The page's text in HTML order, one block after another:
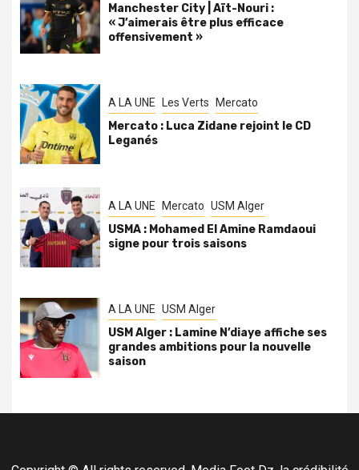
Manchester City | Aït-Nouri :
« J’aimerais être plus efficace
offensivement »
A LA UNE Les Verts Mercato
Mercato : Luca Zidane rejoint le CD
Leganés
A LA UNE Mercato USM Alger
USMA : Mohamed El Amine Ramdaoui
signe pour trois saisons
A LA UNE USM Alger
USM Alger : Lamine N’diaye affiche ses
grandes ambitions pour la nouvelle
saison